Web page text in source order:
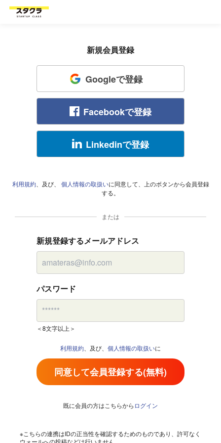
新規会員登録
Googleで登録
Facebookで登録
Linkedinで登録
利用規約、及び、 個人情報の取扱いに同意して、上のボタンから会員登録
する。
または
新規登録するメールアドレス
パスワード
＜8文字以上＞
利用規約 、及び、 個人情報の取扱いに
同意して会員登録する(無料)
既に会員の方はこちらから ログイン
※こちらの連携はIDの正当性を確認するためのものであり、許可なく
ウォールへの投稿などは行いません。